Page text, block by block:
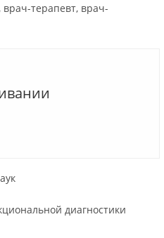
терапевт, врач-
диагностики